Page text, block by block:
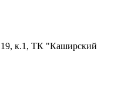
19, к.1, ТК "Каширский